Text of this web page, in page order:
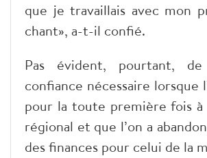
que je travaillais avec mon
chant», a-t-il confié.
Pas évident, pourtant,
confiance nécessaire lorsque
pour la toute première fois à
régional et que l’on a
des finances pour celui de la